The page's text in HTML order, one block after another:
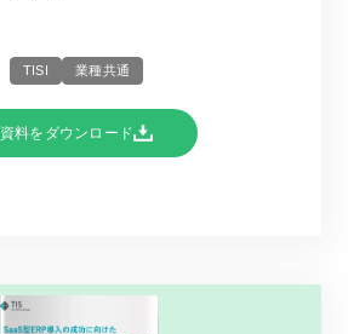
TISI 業種共通
資料をダウンロード